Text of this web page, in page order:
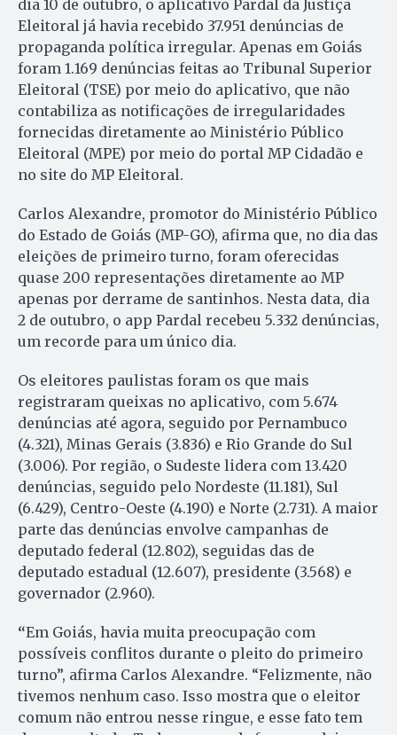
dia 10 de outubro, o aplicativo Pardal da Justiça
Eleitoral já havia recebido 37.951 denúncias de
propaganda política irregular. Apenas em Goiás
foram 1.169 denúncias feitas ao Tribunal Superior
Eleitoral (TSE) por meio do aplicativo, que não
contabiliza as notificações de irregularidades
fornecidas diretamente ao Ministério Público
Eleitoral (MPE) por meio do portal MP Cidadão e
no site do MP Eleitoral.
Carlos Alexandre, promotor do Ministério Público
do Estado de Goiás (MP-GO), afirma que, no dia das
eleições de primeiro turno, foram oferecidas
quase 200 representações diretamente ao MP
apenas por derrame de santinhos. Nesta data, dia
2 de outubro, o app Pardal recebeu 5.332 denúncias,
um recorde para um único dia.
Os eleitores paulistas foram os que mais
registraram queixas no aplicativo, com 5.674
denúncias até agora, seguido por Pernambuco
(4.321), Minas Gerais (3.836) e Rio Grande do Sul
(3.006). Por região, o Sudeste lidera com 13.420
denúncias, seguido pelo Nordeste (11.181), Sul
(6.429), Centro-Oeste (4.190) e Norte (2.731). A maior
parte das denúncias envolve campanhas de
deputado federal (12.802), seguidas das de
deputado estadual (12.607), presidente (3.568) e
governador (2.960).
“Em Goiás, havia muita preocupação com
possíveis conflitos durante o pleito do primeiro
turno”, afirma Carlos Alexandre. “Felizmente, não
tivemos nenhum caso. Isso mostra que o eleitor
comum não entrou nesse ringue, e esse fato tem